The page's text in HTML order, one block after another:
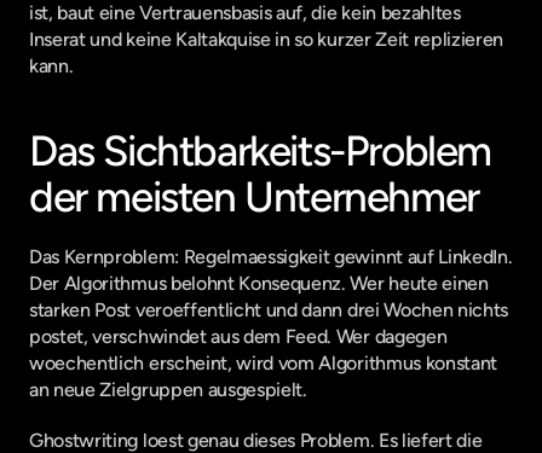
ist, baut eine Vertrauensbasis auf, die kein bezahltes
Inserat und keine Kaltakquise in so kurzer Zeit replizieren
kann.
Das Sichtbarkeits-Problem
der meisten Unternehmer
Das Kernproblem: Regelmaessigkeit gewinnt auf LinkedIn.
Der Algorithmus belohnt Konsequenz. Wer heute einen
starken Post veroeffentlicht und dann drei Wochen nichts
postet, verschwindet aus dem Feed. Wer dagegen
woechentlich erscheint, wird vom Algorithmus konstant
an neue Zielgruppen ausgespielt.
Ghostwriting loest genau dieses Problem. Es liefert die